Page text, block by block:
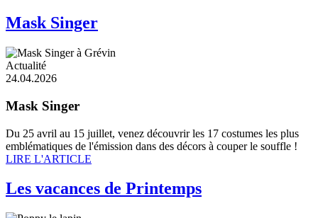
Mask Singer
Actualité
24.04.2026
Mask Singer
Du 25 avril au 15 juillet, venez découvrir les 17 costumes les plus
emblématiques de l'émission dans des décors à couper le souffle !
LIRE L'ARTICLE
Les vacances de Printemps